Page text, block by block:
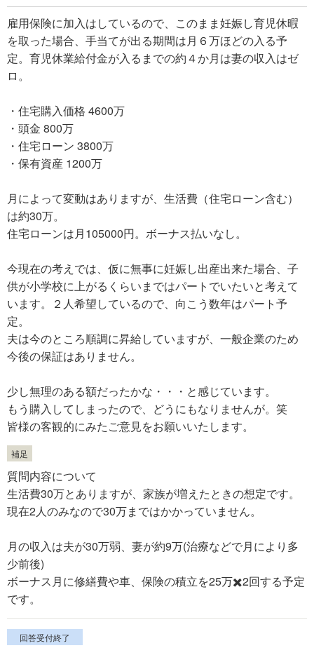
雇用保険に加入はしているので、このまま妊娠し育児休暇
を取った場合、手当てが出る期間は月６万ほどの入る予
定。育児休業給付金が入るまでの約４か月は妻の収入はゼ
ロ。
・住宅購入価格 4600万
・頭金 800万
・住宅ローン 3800万
・保有資産 1200万
月によって変動はありますが、生活費（住宅ローン含む）
は約30万。
住宅ローンは月105000円。ボーナス払いなし。
今現在の考えでは、仮に無事に妊娠し出産出来た場合、子
供が小学校に上がるくらいまではパートでいたいと考えて
います。２人希望しているので、向こう数年はパート予
定。
夫は今のところ順調に昇給していますが、一般企業のため
今後の保証はありません。
少し無理のある額だったかな・・・と感じています。
もう購入してしまったので、どうにもなりませんが。笑
皆様の客観的にみたご意見をお願いいたします。
補足
質問内容について
生活費30万とありますが、家族が増えたときの想定です。
現在2人のみなので30万まではかかっていません。
月の収入は夫が30万弱、妻が約9万(治療などで月により多
少前後)
ボーナス月に修繕費や車、保険の積立を25万✖️2回する予定
です。
回答受付終了